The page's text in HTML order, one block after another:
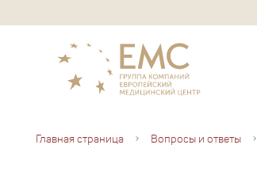
Главная страница Вопросы и ответы